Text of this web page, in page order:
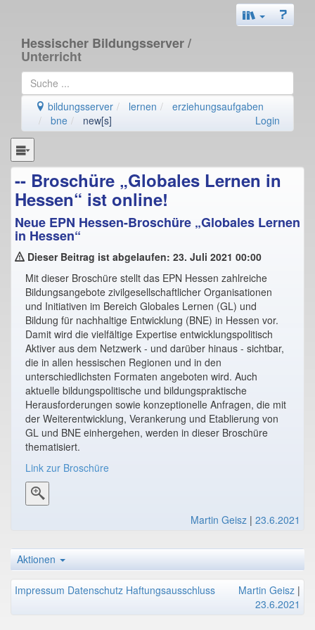
Hessischer Bildungsserver/
Unterricht
bildungsserver lernen
erziehungsaufgaben
bne
new[s] Login
-- Broschüre „Globales Lernen in
Hessen“ ist online!
Neue EPN Hessen-Broschüre „Globales Lernen
in Hessen“
Dieser Beitrag ist abgelaufen: 23. Juli 2021 00:00
Mit dieser Broschüre stellt das EPN Hessen zahlreiche
Bildungsangebote zivilgesellschaftlicher Organisationen
und Initiativen im Bereich Globales Lernen (GL) und
Bildung für nachhaltige Entwicklung (BNE) in Hessen vor.
Damit wird die vielfältige Expertise entwicklungspolitisch
Aktiver aus dem Netzwerk - und darüber hinaus - sichtbar,
die in allen hessischen Regionen und in den
unterschiedlichsten Formaten angeboten wird. Auch
aktuelle bildungspolitische und bildungspraktische
Herausforderungen sowie konzeptionelle Anfragen, die mit
der Weiterentwicklung, Verankerung und Etablierung von
GL und BNE einhergehen, werden in dieser Broschüre
thematisiert.
Link zur Broschüre
Martin Geisz | 23.6.2021
Aktionen
Impressum Datenschutz Haftungsausschluss Martin Geisz |
23.6.2021